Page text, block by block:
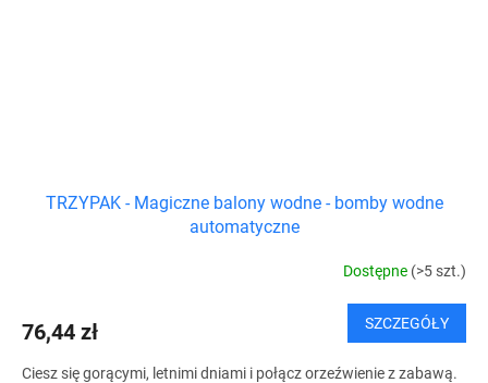
TRZYPAK - Magiczne balony wodne - bomby wodne
automatyczne
Dostępne (>5 szt.)
76,44 zł SZCZEGÓŁY
Ciesz się gorącymi, letnimi dniami i połącz orzeźwienie z zabawą.